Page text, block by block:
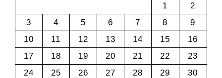
1
2
3
4 5 6 7 8
9
10
11 12 13 14 15
16
17
18 19 20 21 22
23
24
25 26 27 28 29
30